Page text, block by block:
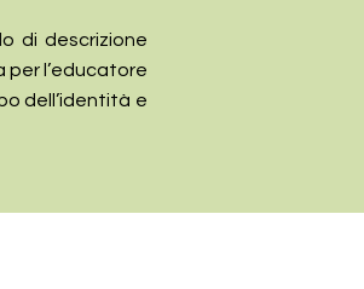
di descrizione
per l’educatore
dell’identità e